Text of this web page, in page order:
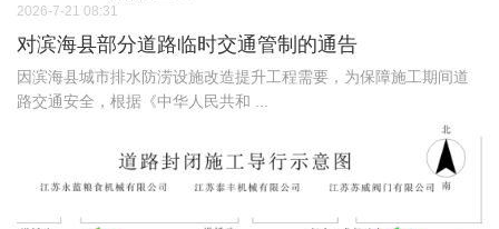
2026-7-21 08:31
对滨海县部分道路临时交通管制的通告
因滨海县城市排水防涝设施改造提升工程需要，为保障施工期间道
路交通安全，根据《中华人民共和 ...